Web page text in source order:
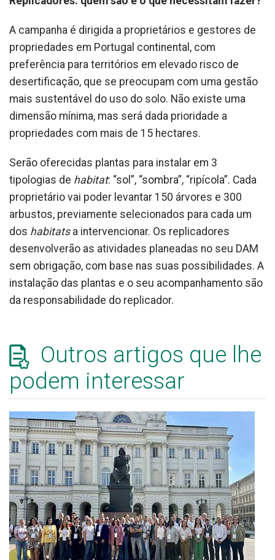
A campanha é dirigida a proprietários e gestores de
propriedades em Portugal continental, com
preferência para territórios em elevado risco de
desertificação, que se preocupam com uma gestão
mais sustentável do uso do solo. Não existe uma
dimensão mínima, mas será dada prioridade a
propriedades com mais de 15 hectares.
Serão oferecidas plantas para instalar em 3
tipologias de habitat: “sol”, “sombra”, “ripícola”. Cada
proprietário vai poder levantar 150 árvores e 300
arbustos, previamente selecionados para cada um
dos habitats a intervencionar. Os replicadores
desenvolverão as atividades planeadas no seu DAM
sem obrigação, com base nas suas possibilidades. A
instalação das plantas e o seu acompanhamento são
da responsabilidade do replicador.
Outros artigos que lhe
podem interessar